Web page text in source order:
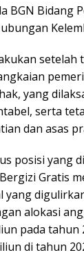
BGN Bidang
setelah
yang
serta
dan asas
posisi yang
Gratis
yang
alokasi
pada tahun
di tahun